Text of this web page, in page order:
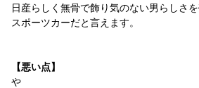
日産らしく無骨で飾り気のない男らしさ
スポーツカーだと言えます。
【悪い点】
や